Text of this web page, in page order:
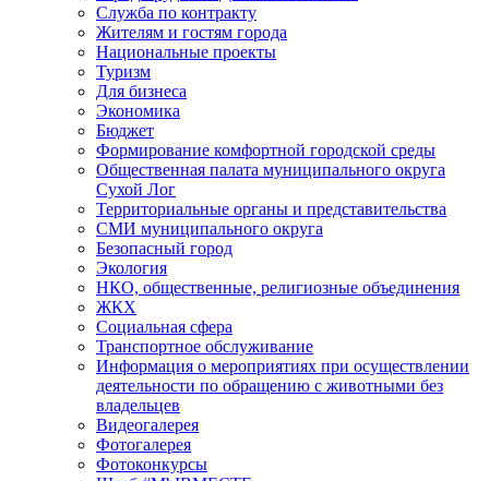
Служба по контракту
Жителям и гостям города
Национальные проекты
Туризм
Для бизнеса
Экономика
Бюджет
Формирование комфортной городской среды
Общественная палата муниципального округа
Сухой Лог
Территориальные органы и представительства
СМИ муниципального округа
Безопасный город
Экология
НКО, общественные, религиозные объединения
ЖКХ
Социальная сфера
Транспортное обслуживание
Информация о мероприятиях при осуществлении
деятельности по обращению с животными без
владельцев
Видеогалерея
Фотогалерея
Фотоконкурсы